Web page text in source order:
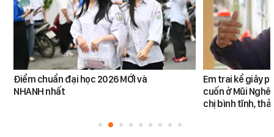
Điểm chuẩn đại học 2026 MỚI và
NHANH nhất
Em trai kể giây
cuốn ở Mũi
chị bình tĩnh,